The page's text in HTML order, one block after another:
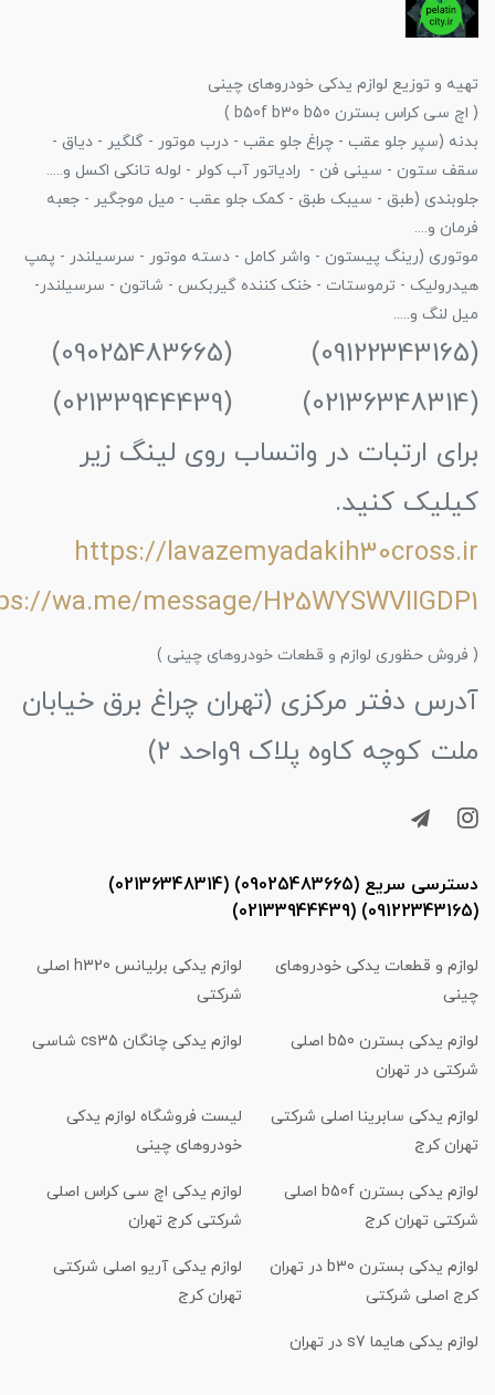
تهیه و توزیع لوازم یدکی خودروهای چینی
( اچ سی کراس بسترن b50f b30 b50 )
بدنه (سپر جلو عقب - چراغ جلو عقب - درب موتور - گلگیر - دیاق -
سقف ستون - سینی فن - رادیاتور آب کولر - لوله تانکی اکسل و.....
جلوبندی (طبق - سیبک طبق - کمک جلو عقب - میل موجگیر - جعبه
فرمان و....
موتوری (رینگ پیستون - واشر کامل - دسته موتور - سرسیلندر - پمپ
هیدرولیک - ترموستات - خنک کننده گیربکس - شاتون - سرسیلندر-
میل لنگ و.....
(09122343165) (09025483665)
(02136348314) (02133944439)
برای ارتبات در واتساب روی لینگ زیر
کیلیک کنید.
https://lavazemyadakih30cross.ir
wa.me/message/H25WYSWVIIGDP1
( فروش حظوری لوازم و قطعات خودروهای چینی )
آدرس دفتر مرکزی (تهران چراغ برق خیابان
ملت کوچه کاوه پلاک ۹واحد ۲)
دسترسی سریع (09025483665) (02136348314)
(09122343165) (02133944439)
لوازم و قطعات یدکی خودروهای
چینی
لوازم یدکی برلیانس h320 اصلی
شرکتی
لوازم یدکی بسترن b50 اصلی
شرکتی در تهران
لوازم یدکی چانگان cs35 شاسی
لوازم یدکی سابرینا اصلی شرکتی
تهران کرج
لیست فروشگاه لوازم یدکی
خودروهای چینی
لوازم یدکی بسترن b50f اصلی
شرکتی تهران کرج
لوازم یدکی اچ سی کراس اصلی
شرکتی کرج تهران
لوازم یدکی بسترن b30 در تهران
کرج اصلی شرکتی
لوازم یدکی آریو اصلی شرکتی
تهران کرج
لوازم یدکی هایما s7 در تهران